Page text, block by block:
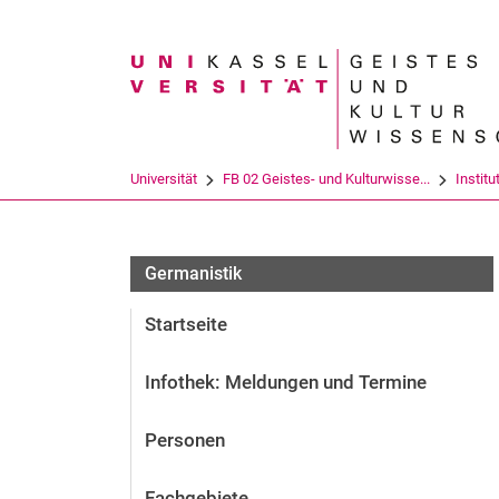
Suchbegriff
Universität FB 02 Geistes- und Kulturwisse...
Germanistik
Startseite
Infothek: Meldungen und Termine
Personen